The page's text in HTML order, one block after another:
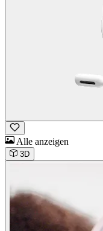
Alle anzeigen
3D